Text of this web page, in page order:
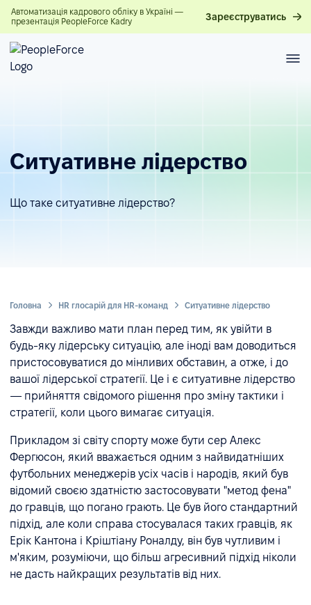
Автоматизація кадрового обліку в Україні —
презентація PeopleForce Kadry
Зареєструватись
Ситуативне лідерство
Що таке ситуативне лідерство?
Головна HR глосарій для HR-команд Ситуативне лідерство
Завжди важливо мати план перед тим, як увійти в
будь-яку лідерську ситуацію, але іноді вам доводиться
пристосовуватися до мінливих обставин, а отже, і до
вашої лідерської стратегії. Це і є ситуативне лідерство
— прийняття свідомого рішення про зміну тактики і
стратегії, коли цього вимагає ситуація.
Прикладом зі світу спорту може бути сер Алекс
Фергюсон, який вважається одним з найвидатніших
футбольних менеджерів усіх часів і народів, який був
відомий своєю здатністю застосовувати "метод фена"
до гравців, що погано грають. Це був його стандартний
підхід, але коли справа стосувалася таких гравців, як
Ерік Кантона і Кріштіану Роналду, він був чутливим і
м'яким, розуміючи, що більш агресивний підхід ніколи
не дасть найкращих результатів від них.